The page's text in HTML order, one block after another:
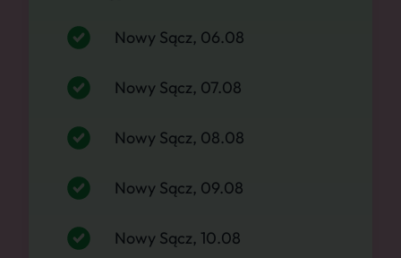
Nowy Sącz, 06.08
Nowy Sącz, 07.08
Nowy Sącz, 08.08
Nowy Sącz, 09.08
Nowy Sącz, 10.08